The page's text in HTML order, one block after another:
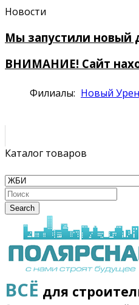
Новости
Мы запустили новый
ВНИМАНИЕ! Сайт
Филиалы: Новый
Каталог товаров
Search
ВСЁ для